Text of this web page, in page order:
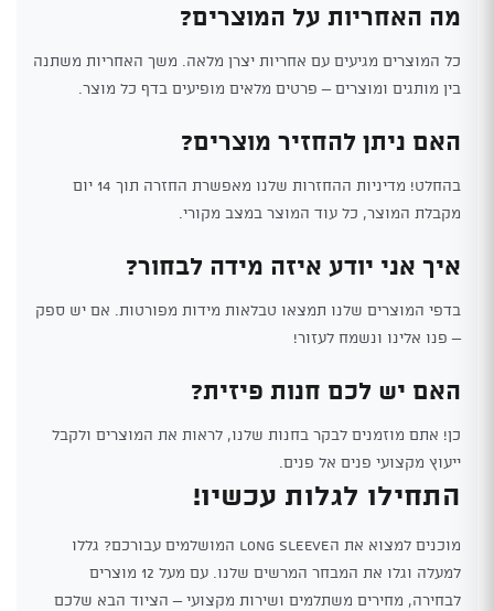
מה האחריות על המוצרים?
כל המוצרים מגיעים עם אחריות יצרן מלאה. משך האחריות משתנה
בין מותגים ומוצרים – פרטים מלאים מופיעים בדף כל מוצר.
האם ניתן להחזיר מוצרים?
בהחלט! מדיניות ההחזרות שלנו מאפשרת החזרה תוך 14 יום
מקבלת המוצר, כל עוד המוצר במצב מקורי.
איך אני יודע איזה מידה לבחור?
בדפי המוצרים שלנו תמצאו טבלאות מידות מפורטות. אם יש ספק
– פנו אלינו ונשמח לעזור!
האם יש לכם חנות פיזית?
כן! אתם מוזמנים לבקר בחנות שלנו, לראות את המוצרים ולקבל
ייעוץ מקצועי פנים אל פנים.
התחילו לגלות עכשיו!
מוכנים למצוא את הLong Sleeve המושלמים עבורכם? גללו
למעלה וגלו את המבחר המרשים שלנו. עם מעל 12 מוצרים
לבחירה, מחירים משתלמים ושירות מקצועי – הציוד הבא שלכם